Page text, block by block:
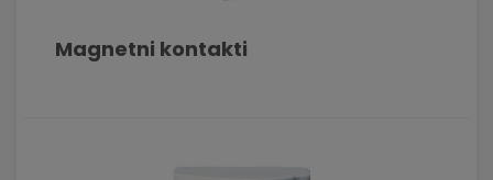
Magnetni kontakti